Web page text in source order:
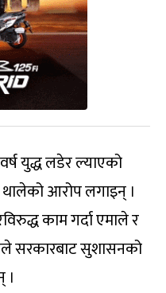
युद्ध लडेर ल्याएको
आरोप लगाइन् ।
काम गर्दा एमाले र
सरकारबाट सुशासनको
।